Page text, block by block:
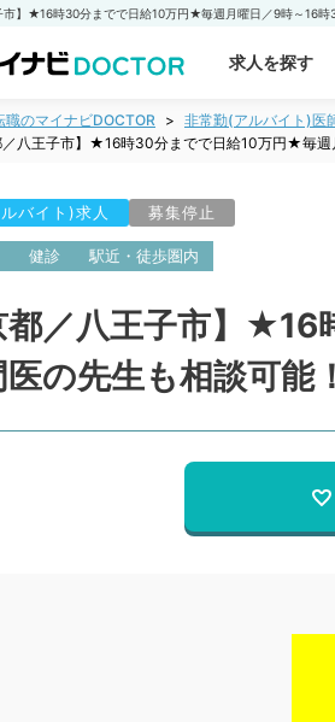
求人を探す
職のマイナビDOCTOR 非常勤(アルバイト)医
／八王子市】★16時30分までで日給10万円★毎
バイト)求人 募集停止
健診 駅近・徒歩圏内
都／八王子市】
の先生も相談可能